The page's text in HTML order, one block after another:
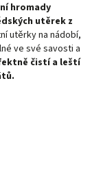
hromady
utěrek z
utěrky na nádobí,
ve své savosti a
čistí a leští